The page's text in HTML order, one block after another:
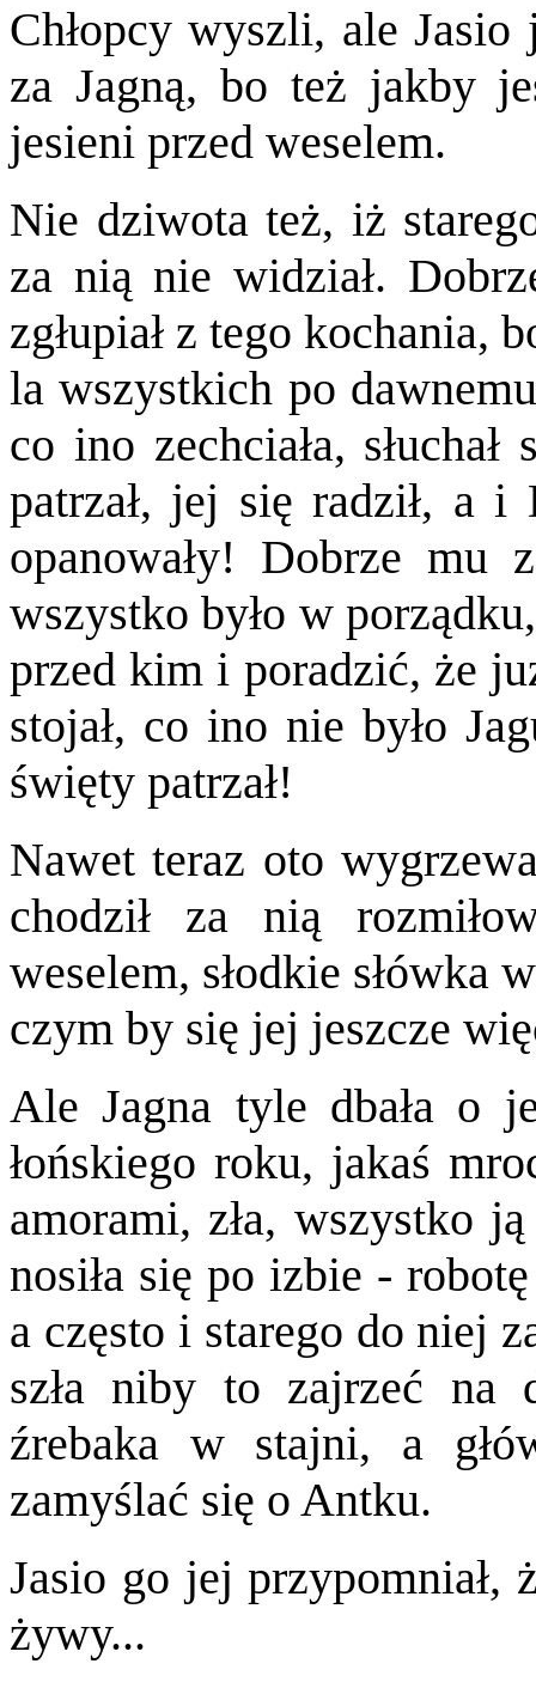
Chłopcy wyszli, ale Jasio
za Jagną, bo też jakby
jesieni przed weselem.
Nie dziwota też, iż
za nią nie widział.
zgłupiał z tego kochania,
la wszystkich po
co ino zechciała,
patrzał, jej się radził, a
opanowały! Dobrze mu
wszystko było w
przed kim i poradzić, że
stojał, co ino nie było
święty patrzał!
Nawet teraz oto
chodził za nią
weselem, słodkie słówka
czym by się jej jeszcze
Ale Jagna tyle dbała o
łońskiego roku, jakaś
amorami, zła, wszystko
nosiła się po izbie -
a często i starego do niej
szła niby to zajrzeć na
źrebaka w stajni, a
zamyślać się o Antku.
Jasio go jej przypomniał,
żywy...